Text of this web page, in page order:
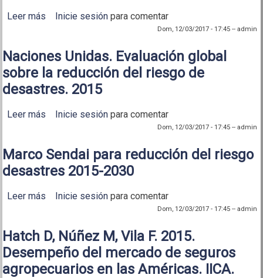
Leer más sobre Naciones Unidas. Lineamientos plataformas
nacionales para la reducción del riesgo. 2007
Inicie sesión para comentar
Dom, 12/03/2017 - 17:45-- admin
Naciones Unidas. Evaluación global
sobre la reducción del riesgo de
desastres. 2015
Leer más sobre Naciones Unidas. Evaluación global sobre la
reducción del riesgo de desastres. 2015
Inicie sesión para comentar
Dom, 12/03/2017 - 17:45-- admin
Marco Sendai para reducción del riesgo
desastres 2015-2030
Leer más sobre Marco Sendai para reducción del riesgo
Inicie sesión para comentar
Dom, 12/03/2017 - 17:45-- admin
Hatch D, Núñez M, Vila F. 2015.
Desempeño del mercado de seguros
agropecuarios en las Américas. IICA.